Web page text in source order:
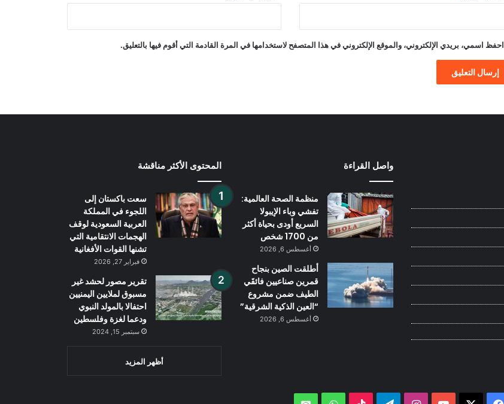
فرضت الصين عقوبات على ست كيانات
أمريكية ردًا على العقوبات الأمريكية!
احفظ اسمي، بريدي الإلكتروني، والموقع الإلكتروني في هذا المتصفح لاستخدامها في المرة القادمة التي أقوم فيها بالتعليق.
واصل القراءة
منظمة الصحة العالمية:
تفشي وباء الإيبولا
السريع أودی بحياة أكثر
من 1700 شخص
أغسطس 6, 2026
أطلقت الصين بنجاح
قمرين صناعيين فائقَي
الطيف ضمن مشروع
“العين الذكية الشرقية”
أغسطس 6, 2026
المحتوى الأكثر مناقشة
سعت باكستان إلى
اللجوء في المملكة
العربية السعودية لوقف
الهجمات الانتقامية التي
تشنها القوات الأفغانية
فبراير 27, 2026
تقرير مصور لحشد غير
مسبوق لملايين اليمنيين
احتفالا بالمولد النبوي
ودعما لغزة وفلسطين
سبتمبر 15, 2024
أظهر المزيد